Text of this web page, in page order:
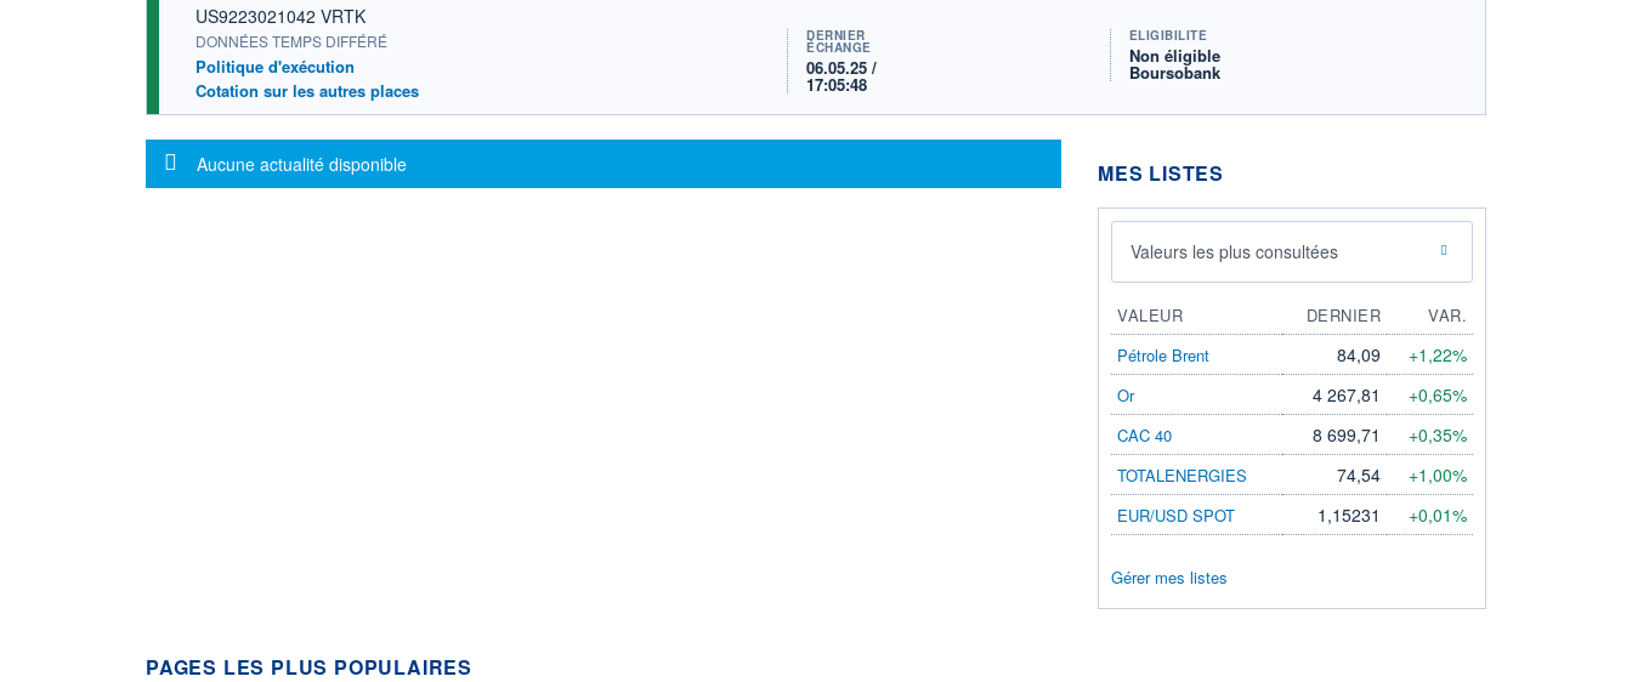
US9223021042 VRTK
DONNÉES TEMPS DIFFÉRÉ
Politique d'exécution
Cotation sur les autres places
DERNIER
ÉCHANGE
06.05.25 /
17:05:48
ÉLIGIBILITÉ
Non éligible
Boursobank
Message d'information
Aucune actualité disponible MES LISTES
Valeurs les plus consultées
VALEUR DERNIER
VAR.
Pétrole Brent
84,09 +1,22%
Or 4 267,81 +0,65%
CAC 40 8 699,71 +0,35%
TOTALENERGIES 74,54 +1,00%
EUR/USD SPOT 1,15231 +0,01%
Gérer mes listes
PAGES LES PLUS POPULAIRES